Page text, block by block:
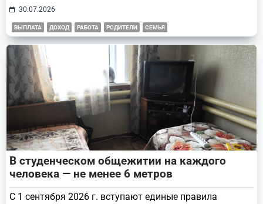
30.07.2026
ВЫПЛАТА ДОХОД РАБОТА РОДИТЕЛИ СЕМЬЯ
В студенческом общежитии на каждого
человека — не менее 6 метров
С 1 сентября 2026 г. вступают единые правила